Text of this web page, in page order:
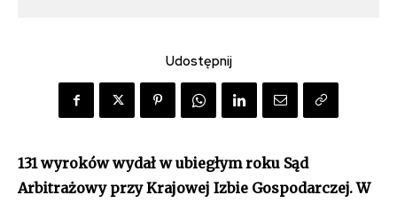
Udostępnij
131 wyroków wydał w ubiegłym roku Sąd
Arbitrażowy przy Krajowej Izbie Gospodarczej. W